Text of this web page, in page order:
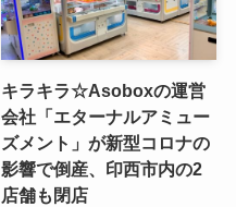
キラキラ☆Asoboxの運営
会社「エターナルアミュー
ズメント」が新型コロナの
影響で倒産、印西市内の2
店舗も閉店